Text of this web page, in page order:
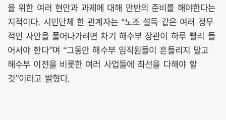
을 위한 여러 현안과 과제에 대해 만반의 준비를 해야한다는
지적이다. 시민단체 한 관계자는 “노조 설득 같은 여러 정무
적인 사안을 풀어나가려면 차기 해수부 장관이 하루 빨리 들
어서야 한다”며 “그동안 해수부 임직원들이 흔들리지 말고
해수부 이전을 비롯한 여러 사업들에 최선을 다해야 할
것”이라고 밝혔다.